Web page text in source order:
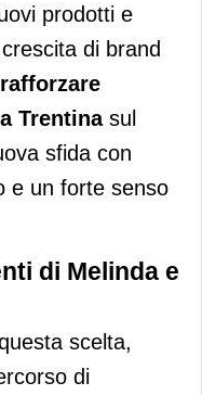
prodotti e
di brand
rafforzare
Trentinasul
sfida con
e un forte senso
di Melinda e
scelta,
di